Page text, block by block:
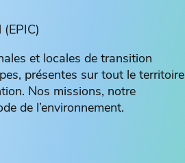
et locales de transition
présentes sur tout le territoire
Nos missions, notre
de l’environnement.